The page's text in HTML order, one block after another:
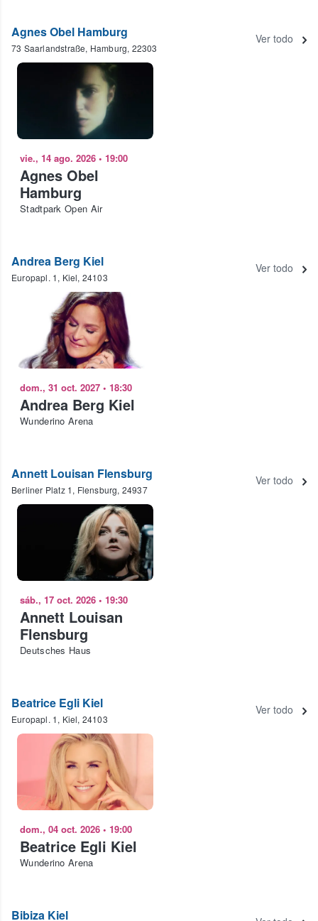
Agnes Obel Hamburg
73 Saarlandstraße, Hamburg, 22303
Ver todo
vie., 14 ago. 2026 • 19:00
Agnes Obel
Hamburg
Stadtpark Open Air
Andrea Berg Kiel
Europapl. 1, Kiel, 24103
Ver todo
dom., 31 oct. 2027 • 18:30
Andrea Berg Kiel
Wunderino Arena
Annett Louisan Flensburg
Berliner Platz 1, Flensburg, 24937
Ver todo
sáb., 17 oct. 2026 • 19:30
Annett Louisan
Flensburg
Deutsches Haus
Beatrice Egli Kiel
Europapl. 1, Kiel, 24103
Ver todo
dom., 04 oct. 2026 • 19:00
Beatrice Egli Kiel
Wunderino Arena
Bibiza Kiel